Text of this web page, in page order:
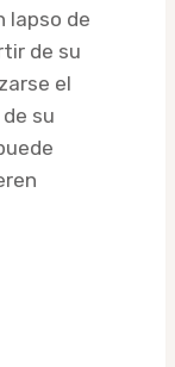
lapso de
de su
el
su